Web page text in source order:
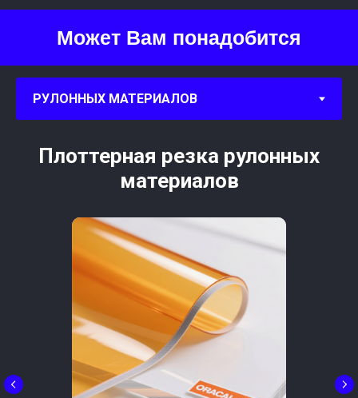
Может Вам понадобится
Плоттерная резка рулонных
материалов